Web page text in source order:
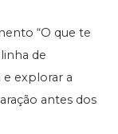
“O que te
de
explorar a
antes dos